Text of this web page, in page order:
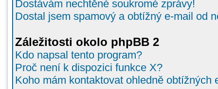
Dostávám nechtěné soukromé zprávy!
Dostal jsem spamový a obtížný e-mail od
Záležitosti okolo phpBB 2
Kdo napsal tento program?
Proč není k dispozici funkce X?
Koho mám kontaktovat ohledně